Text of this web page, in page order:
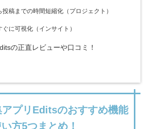
稿までの時間短縮化（プロジェクト）
に可視化（インサイト）
の正直レビューや口コミ！
プリEditsのおすすめ機能
い方5つまとめ！